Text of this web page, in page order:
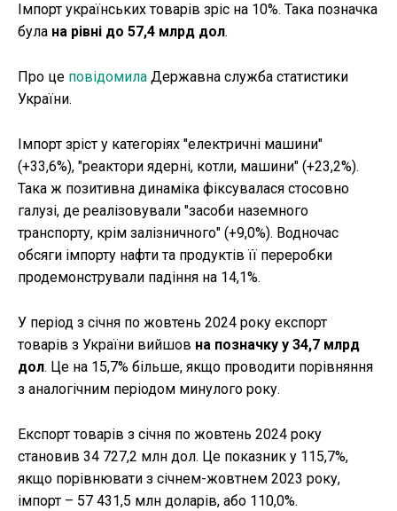
Ми в соц. мережах
Імпорт українських товарів зріс на 10%. Така позначка
була на рівні до 57,4 млрд дол.
Про це повідомила Державна служба статистики
України.
Імпорт зріст у категоріях "електричні машини"
(+33,6%), "реактори ядерні, котли, машини" (+23,2%).
Така ж позитивна динаміка фіксувалася стосовно
галузі, де реалізовували "засоби наземного
транспорту, крім залізничного" (+9,0%). Водночас
обсяги імпорту нафти та продуктів її переробки
продемонстрували падіння на 14,1%.
У період з січня по жовтень 2024 року експорт
товарів з України вийшов на позначку у 34,7 млрд
дол. Це на 15,7% більше, якщо проводити порівняння
з аналогічним періодом минулого року.
Експорт товарів з січня по жовтень 2024 року
становив 34 727,2 млн дол. Це показник у 115,7%,
якщо порівнювати з січнем-жовтнем 2023 року,
імпорт – 57 431,5 млн доларів, або 110,0%.